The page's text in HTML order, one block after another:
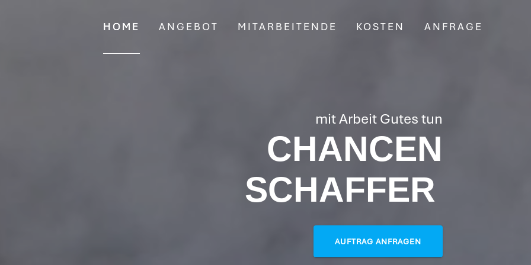
HOME ANGEBOT MITARBEITENDE KOSTEN ANFRAGE
mit Arbeit Gutes tun
CHANCEN
SCHAFFER
AUFTRAG ANFRAGEN